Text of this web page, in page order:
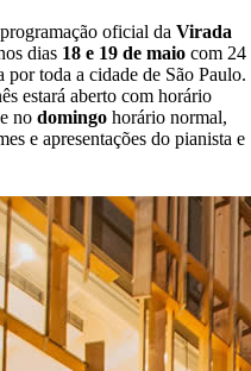
oficial da Virada
dias 18 e 19 de maio com 24
toda a cidade de São Paulo.
estará aberto com horário
no domingo horário normal,
e apresentações do pianista e